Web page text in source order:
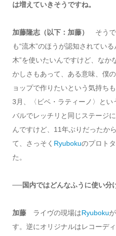
は増えていきそうですね。
加藤隆志（以下：加藤）
そうで
も“流木”のほうが認知されてい
木”を使いたいんですけど、なか
かしさもあって、ある意味、僕
ョップで作りたいという気持ち
3月、〈ビベ・ラティーノ〉とい
バルでレッチリと同じステージ
んですけど、11年ぶりだったか
て、さっそく Ryubokuのプロト
た。
──国内ではどんなふうに使い分
加藤ライヴの現場はRyuboku
す。逆にオリジナルはレコーデ